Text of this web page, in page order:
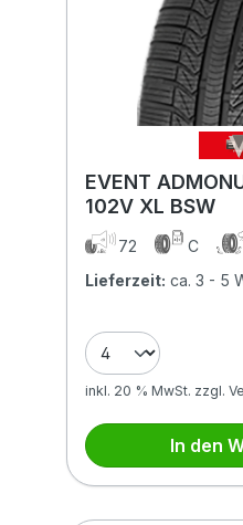
EVENT
102V XL BSW
72 C
Lieferzeit: ca. 3 - 5
inkl. 20 % MwSt. zzgl.
In den